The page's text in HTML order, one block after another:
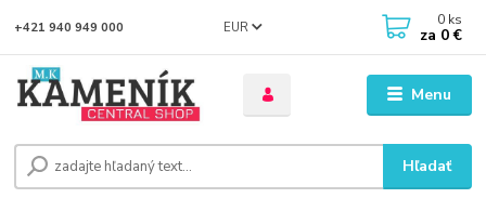
Menu
EUR
Hľadať
+421 940 949 000 0 ks
za 0 €